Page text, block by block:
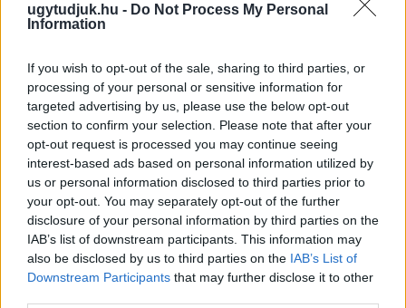
ugytudjuk.hu - Do Not Process My Personal
Information
If you wish to opt-out of the sale, sharing to third parties, or
processing of your personal or sensitive information for
targeted advertising by us, please use the below opt-out
section to confirm your selection. Please note that after your
opt-out request is processed you may continue seeing
interest-based ads based on personal information utilized by
us or personal information disclosed to third parties prior to
your opt-out. You may separately opt-out of the further
disclosure of your personal information by third parties on the
IAB’s list of downstream participants. This information may
also be disclosed by us to third parties on the IAB’s List of
Downstream Participants that may further disclose it to other
ÖRÖMHÍR: TÍZ ÉVE NEM VOLT ILYEN ALACSONY AZ
INFLÁCIÓ MAGYARORSZÁGON